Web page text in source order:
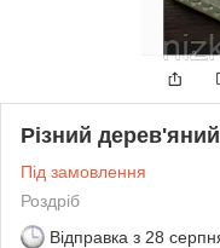
Різний
Під замовлення
Роздріб
Відправка з 28